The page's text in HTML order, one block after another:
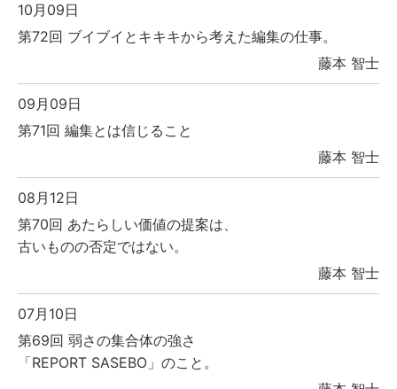
10月09日
第72回 ブイブイとキキキから考えた編集の仕事。
藤本 智士
09月09日
第71回 編集とは信じること
藤本 智士
08月12日
第70回 あたらしい価値の提案は、
古いものの否定ではない。
藤本 智士
07月10日
第69回 弱さの集合体の強さ
「REPORT SASEBO」のこと。